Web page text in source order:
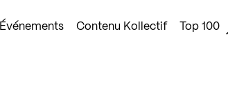
Événements Contenu Kollectif Top 100